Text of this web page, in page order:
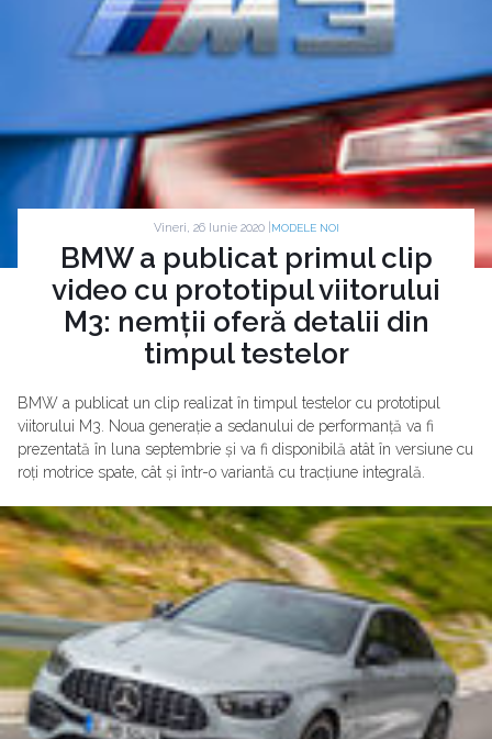
Vineri, 26 Iunie 2020 | MODELE NOI
BMW a publicat primul clip
video cu prototipul viitorului
M3: nemții oferă detalii din
timpul testelor
BMW a publicat un clip realizat în timpul testelor cu prototipul
viitorului M3. Noua generație a sedanului de performanță va fi
prezentată în luna septembrie și va fi disponibilă atât în versiune cu
roți motrice spate, cât și într-o variantă cu tracțiune integrală.